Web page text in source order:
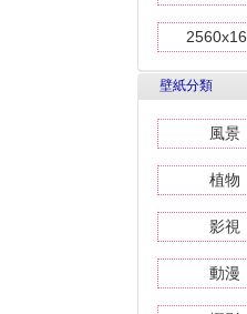
壁紙分類
風景
植物
影視
動漫